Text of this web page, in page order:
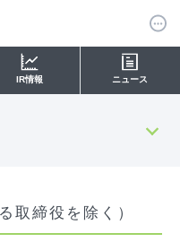
IR情報 ニュース
取締役を除く）